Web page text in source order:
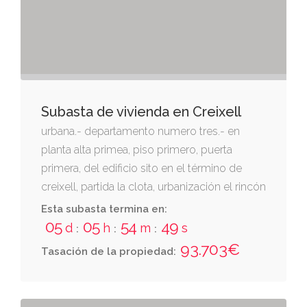
Subasta de vivienda en Creixell
urbana.- departamento numero tres.- en
planta alta primea, piso primero, puerta
primera, del edificio sito en el término de
creixell, partida la clota, urbanización el rincón
del césar. vivienda compuesta de dos
dormitorios, comedor-estar, cocina,
vestíbulo, aseo completo, lavadero y
terrazas, tiene una superficie de sesenta
metros ochenta y nueve decímetros
Esta subasta termina en:
05d : 05 h : 54 m : 47 s
Tasación de la propiedad: 93.703€